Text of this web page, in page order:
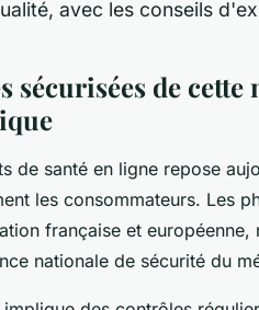
avec les conseils
sécurisées de
de santé en ligne repose
les consommateurs. Les
française et
nationale de sécurité du